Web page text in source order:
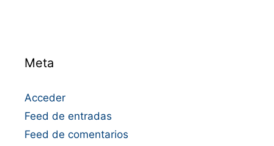
Meta
Acceder
Feed de entradas
Feed de comentarios